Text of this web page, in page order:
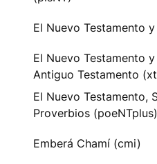
El Nuevo Testamento
El Nuevo Testamento
Antiguo Testamento
El Nuevo Testamento,
Proverbios (poeNTplus)
Emberá Chamí (cmi)